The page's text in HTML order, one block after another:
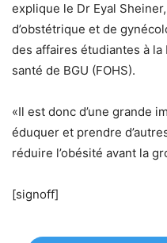
explique le Dr Eyal
d’obstétrique et de
des affaires étudiantes à
santé de BGU (FOHS).
«Il est donc d’une grande
éduquer et prendre
réduire l’obésité avant la
[signoff]